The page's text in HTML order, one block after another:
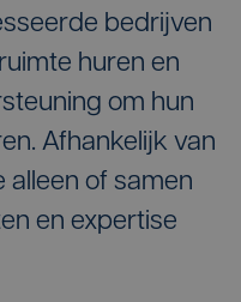
bedrijven
huren en
om hun
Afhankelijk van
alleen of samen
en expertise